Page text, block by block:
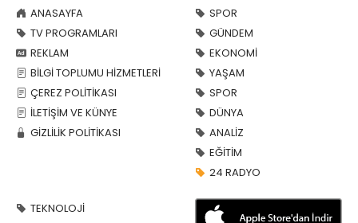
ANASAYFA
TV PROGRAMLARI
REKLAM
BİLGİ TOPLUMU HİZMETLERİ
ÇEREZ POLİTİKASI
İLETİŞİM VE KÜNYE
GİZLİLİK POLİTİKASI
SPOR
GÜNDEM
EKONOMİ
YAŞAM
SPOR
DÜNYA
ANALİZ
EĞİTİM
24 RADYO
TEKNOLOJİ